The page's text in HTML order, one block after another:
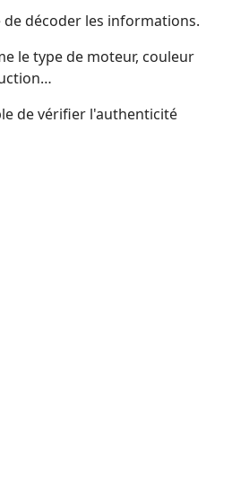
décoder les informations.
le type de moteur, couleur
de vérifier l'authenticité